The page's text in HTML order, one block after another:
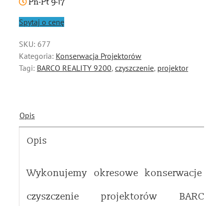
Spytaj o cenę
SKU: 677
Kategoria: Konserwacja Projektorów
Tagi: BARCO REALITY 9200, czyszczenie, projektor
Opis
Opis
Wykonujemy okresowe konserwacje i
czyszczenie projektorów BARCO